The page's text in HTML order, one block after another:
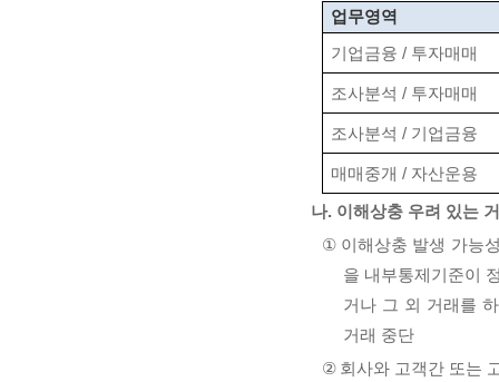
업무영역
기업금융 / 투자매매
조사분석 / 투자매매
조사분석 / 기업금융
매매중개 / 자산운용
나. 이해상충 우려 있는
① 이해상충 발생 가능
을 내부통제기준이
거나 그 외 거래를
거래 중단
② 회사와 고객간 또는